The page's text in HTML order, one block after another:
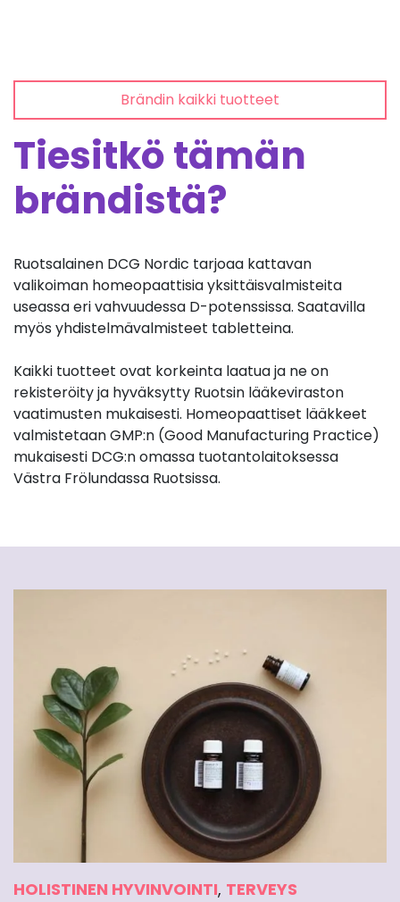
Brändin kaikki tuotteet
Tiesitkö tämän
brändistä?
Ruotsalainen DCG Nordic tarjoaa kattavan
valikoiman homeopaattisia yksittäisvalmisteita
useassa eri vahvuudessa D-potenssissa. Saatavilla
myös yhdistelmävalmisteet tabletteina.
Kaikki tuotteet ovat korkeinta laatua ja ne on
rekisteröity ja hyväksytty Ruotsin lääkeviraston
vaatimusten mukaisesti. Homeopaattiset lääkkeet
valmistetaan GMP:n (Good Manufacturing Practice)
mukaisesti DCG:n omassa tuotantolaitoksessa
Västra Frölundassa Ruotsissa.
HOLISTINEN HYVINVOINTI, TERVEYS